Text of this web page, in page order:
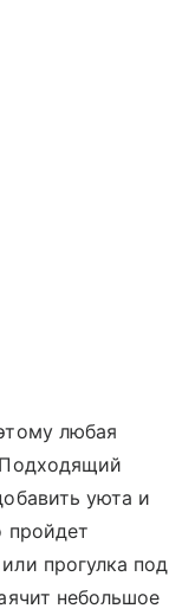
любая
Подходящий
уюта и
пройдет
прогулка под
небольшое